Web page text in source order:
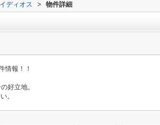
イディオス > 物件詳細
情報！！
好立地。
。